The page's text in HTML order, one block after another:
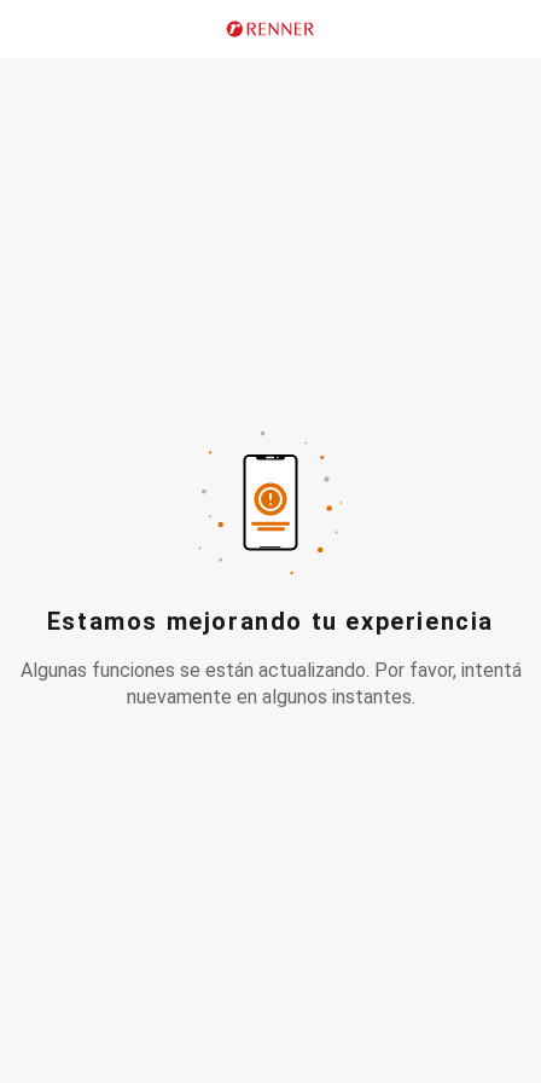
Estamos mejorando tu experiencia
Algunas funciones se están actualizando. Por favor, intentá
nuevamente en algunos instantes.